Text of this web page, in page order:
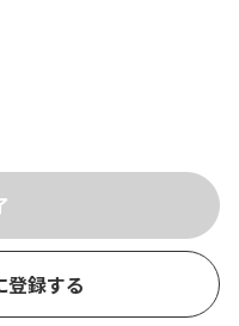
登録する